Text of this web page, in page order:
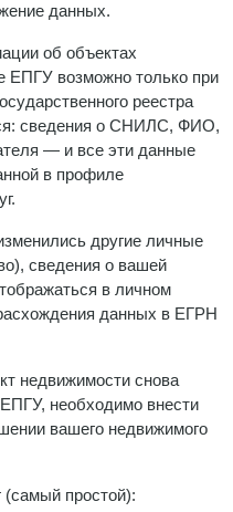
данных.
об объектах
ЕПГУ возможно только при
реестра
сведения о СНИЛС, ФИО,
— и все эти данные
в профиле
другие личные
сведения о вашей
в личном
данных в ЕГРН
недвижимости снова
необходимо внести
вашего недвижимого
(самый простой):